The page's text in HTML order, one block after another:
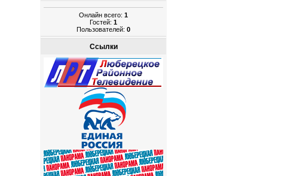
Онлайн всего:1
Гостей:1
Пользователей:0
Ссылки